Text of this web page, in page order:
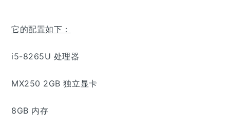
它的配置如下：
i5-8265U 处理器
MX250 2GB 独立显卡
8GB 内存